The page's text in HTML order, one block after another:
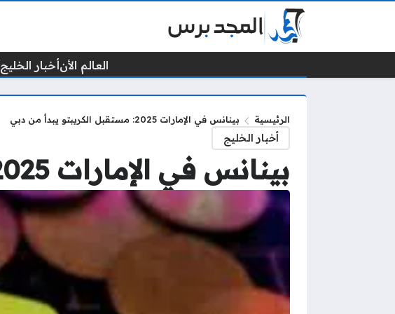
العالم الأنأخبار الخليج
الرئيسية بينانس في الإمارات 2025: مستقبل الكريبتو يبدأ من دبي
أخبار الخليج
بينانس في الإمارات 2025: مستقبل الكريبتو يبدأ من دبي